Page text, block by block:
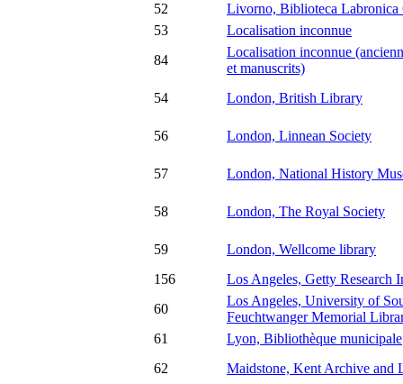
52
Livorno, Biblioteca Labronica
53
Localisation inconnue
84
Localisation inconnue
et manuscrits)
54
London, British Library
56 London, Linnean Society
57 London, National History
58 London, The Royal Society
59
London, Wellcome library
156
Los Angeles, Getty Research
60
Los Angeles, University of
Feuchtwanger Memorial
61
Lyon, Bibliothèque municipale
62
Maidstone, Kent Archive and